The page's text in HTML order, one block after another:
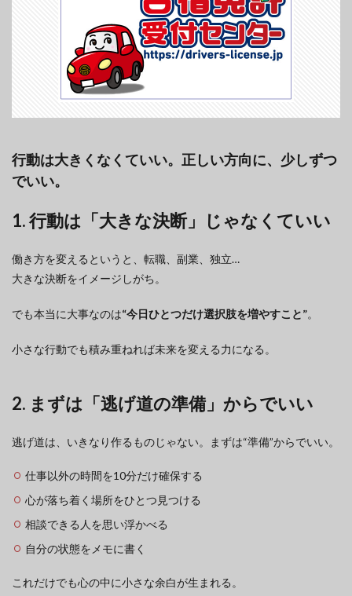
行動は大きくなくていい。正しい方向に、少しずつ
でいい。
1. 行動は「大きな決断」じゃなくていい
働き方を変えるというと、転職、副業、独立…
大きな決断をイメージしがち。
でも本当に大事なのは“今日ひとつだけ選択肢を増やすこと”。
小さな行動でも積み重ねれば未来を変える力になる。
2. まずは「逃げ道の準備」からでいい
逃げ道は、いきなり作るものじゃない。まずは“準備”からでいい。
仕事以外の時間を10分だけ確保する
心が落ち着く場所をひとつ見つける
相談できる人を思い浮かべる
自分の状態をメモに書く
これだけでも心の中に小さな余白が生まれる。